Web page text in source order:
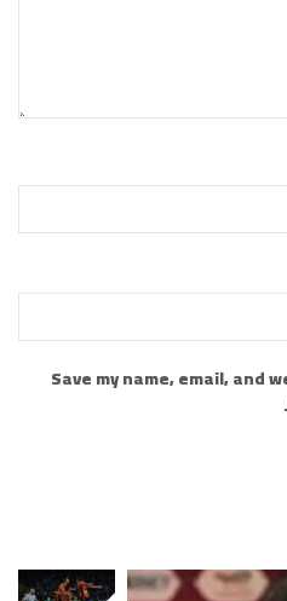
Save my name, email, and